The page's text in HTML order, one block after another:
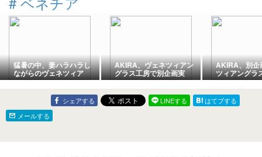
猛暑の中、妻ハラハラし
ながらのヴェネツィア
ン・グラス試作品、一部
完成。
AKIRA、ヴェネツィアン
グラス工房で別企画実
施。
AKIRA、別企
ツィアングラ
準備と妻の思
シェアする LINEする
はてブする
メールする